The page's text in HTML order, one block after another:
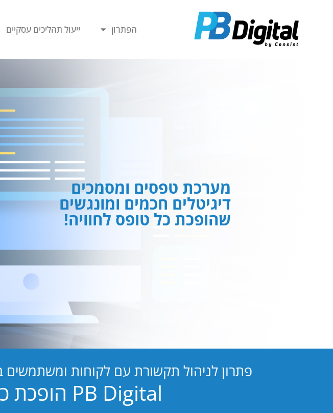
הפתרון ייעול תהליכים עסקיים
מערכת טפסים ומסמכים
דיגיטלים חכמים ומונגשים
שהופכת כל טופס לחוויה!
פתרון לניהול תקשורת עם לקוחות ומשתמשים
PB Digital הופכת כל מסמך וטופס, לחוויה!